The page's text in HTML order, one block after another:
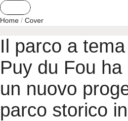
Home / Cover
Il parco a
Puy du Fou
un nuovo
parco storico